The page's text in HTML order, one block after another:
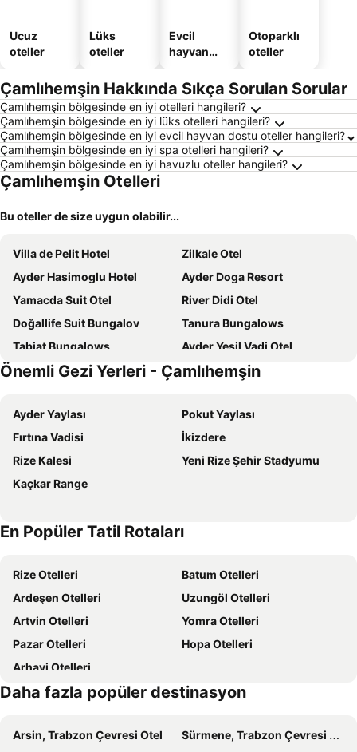
Ucuz
oteller
Lüks
oteller
Evcil
hayvan
oteller
Otoparklı
oteller
Çamlıhemşin Hakkında Sıkça Sorulan Sorular
Çamlıhemşin bölgesinde en iyi otelleri hangileri?
Çamlıhemşin bölgesinde en iyi lüks otelleri hangileri?
Çamlıhemşin bölgesinde en iyi evcil hayvan dostu oteller hangileri?
Çamlıhemşin bölgesinde en iyi spa otelleri hangileri?
Çamlıhemşin bölgesinde en iyi havuzlu oteller hangileri?
Çamlıhemşin Otelleri
Bu oteller de size uygun olabilir...
Villa de Pelit Hotel
Zilkale Otel
Ayder Hasimoglu Hotel
Ayder Doga Resort
Yamacda Suit Otel
River Didi Otel
Doğallife Suit Bungalov
Tanura Bungalows
Tabiat Bungalows
Ayder Yesil Vadi Otel
Kale Kaya Otel
Ayder Simsir Butik
Elikti Otel
Vagona Tiny House
Bungalove Tatil Köyü
Kackar Resort Hotel
Rize Serenity Bungalov
Ayderoom otel
Fifty Three Otel
Kaledome Orman Evleri
Ayder Koru Hotel
Elwood Hotel
Dudi Konak
Vadidekal Suite Hotel
Hanedan Suit Otel
Suvand House
Zirvedekal Suit Otel
Nordic Otel
Cile Vadi Bungalov
Naturel Coolness
Burahan Suite Hotel
Ayder Kervansaray Deluxe Otel
Felamur Dağ Evi
Ayder Avusor Hotel
Önemli Gezi Yerleri - Çamlıhemşin
Ayder Yaylası
Pokut Yaylası
Fırtına Vadisi
İkizdere
Rize Kalesi
Yeni Rize Şehir Stadyumu
Kaçkar Range
En Popüler Tatil Rotaları
Rize Otelleri
Batum Otelleri
Ardeşen Otelleri
Uzungöl Otelleri
Artvin Otelleri
Yomra Otelleri
Pazar Otelleri
Hopa Otelleri
Arhavi Otelleri
Daha fazla popüler destinasyon
Arsin, Trabzon Çevresi Otel
Sürmene, Trabzon Çevresi Otel